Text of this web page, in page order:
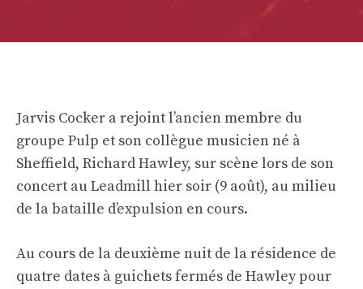
Jarvis Cocker a rejoint l’ancien membre du
groupe Pulp et son collègue musicien né à
Sheffield, Richard Hawley, sur scène lors de son
concert au Leadmill hier soir (9 août), au milieu
de la bataille d’expulsion en cours.
Au cours de la deuxième nuit de la résidence de
quatre dates à guichets fermés de Hawley pour